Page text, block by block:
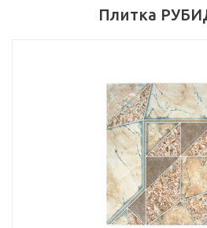
Плитка